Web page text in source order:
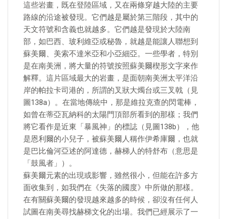
這些岩畫，既在登陸區域，又在兩條穿越大陸的主要
路線的沿途被發現。它們越是屬於第三階段，其中的
天文符號和含義也就越多。它們越是發現於大陸南
部，如巴西、玻利維亞或秘魯，就越是能讓人聯想到
蘇美爾、美索不達米亞和小亞細亞。一些學者，特別
是在南美洲，將大量的符號按照蘇美爾楔形文字來作
解釋。這片區域最大的岩畫，是面朝南美洲太平洋沿
岸的帕拉卡司港的，所謂的叉狀大燭台或三叉戟（見
圖138a）。在當地傳統中，那是維拉克查的閃電棒，
如曾在蒂亞瓦納科的太陽門頂部所看到的那樣；我們
將它看作是近東「暴風神」的標誌（見圖138b），他
是恩利爾的小兒子，被蘇美爾人稱作伊希庫爾，也就
是巴比倫河亞述的阿達德，赫梯人的特舒布（意思是
「鼓風者」）。
蘇美爾元素的出現或影響，雖然很小，但能在許多方
面收集到，如我們在《失落的國度》中所做的那樣。
在有關蘇美爾的發現越來越多的時候，卻沒有任何人
試圖在南美尋找赫梯文化的出場。我們已經展示了一